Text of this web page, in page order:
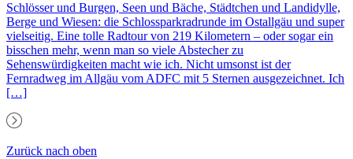
Schlösser und Burgen, Seen und Bäche, Städtchen und Landidylle,
Berge und Wiesen: die Schlossparkradrunde im Ostallgäu und super
vielseitig. Eine tolle Radtour von 219 Kilometern – oder sogar ein
bisschen mehr, wenn man so viele Abstecher zu
Sehenswürdigkeiten macht wie ich. Nicht umsonst ist der
Fernradweg im Allgäu vom ADFC mit 5 Sternen ausgezeichnet. Ich
[…]
Zurück nach oben